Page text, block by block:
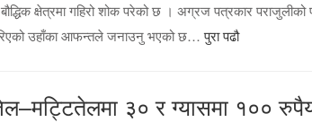
क्षेत्रमा गहिरो शोक परेको छ । अग्रज पत्रकार पराजुलीको
उहाँका आफन्तले जनाउनु भएको छ…पुरा पढौ
३० र ग्यासमा १००